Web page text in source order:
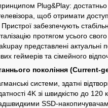
Plug&Play: достатньо
щоб отримати
Пристрої забезпечують
протягом усього
представлені актуальні
геймерів та сімейного
покоління (Current-
системи, здатні
4K зі швидкістю до 120
SSD-